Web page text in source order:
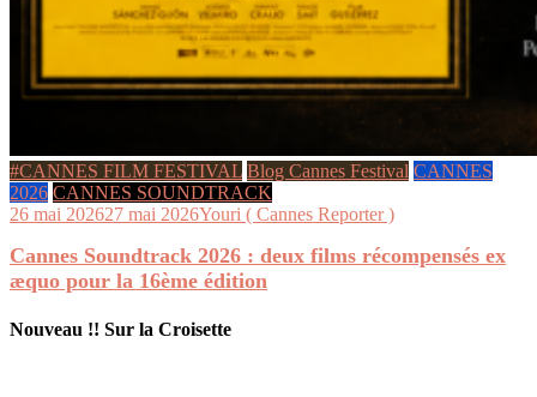
#CANNES FILM FESTIVAL Blog Cannes Festival CANNES
2026 CANNES SOUNDTRACK
26 mai 202627 mai 2026Youri ( Cannes Reporter )
Cannes Soundtrack 2026 : deux films récompensés ex
æquo pour la 16ème édition
Nouveau !! Sur la Croisette